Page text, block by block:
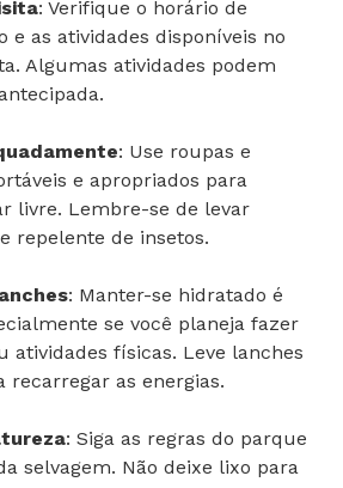
: Verifique o horário de
e as atividades disponíveis no
Algumas atividades podem
: Use roupas e
e apropriados para
livre. Lembre-se de levar
: Manter-se hidratado é
se você planeja fazer
atividades físicas. Leve lanches
: Siga as regras do parque